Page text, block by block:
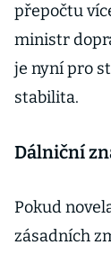
přepočtu
ministr
je nyní pro
stabilita.
Dálniční
Pokud
zásadních